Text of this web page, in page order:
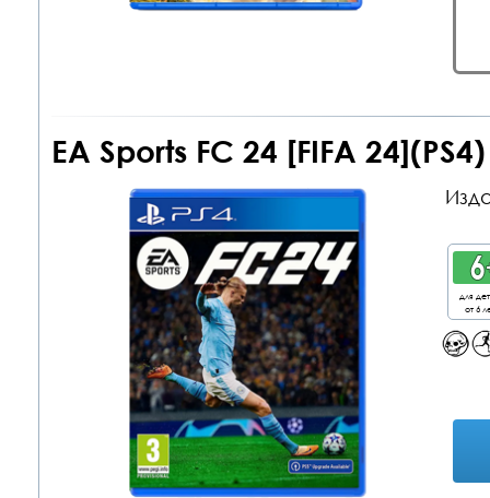
EA Sports FC 24 [FIFA 24](PS4)
для
от 6